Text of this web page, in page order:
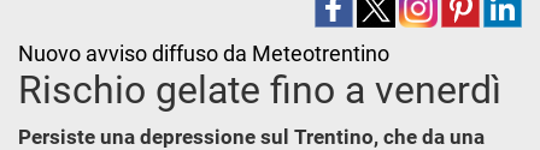
Nuovo avviso diffuso da Meteotrentino
Rischio gelate fino a venerdì
Persiste una depressione sul Trentino, che da una